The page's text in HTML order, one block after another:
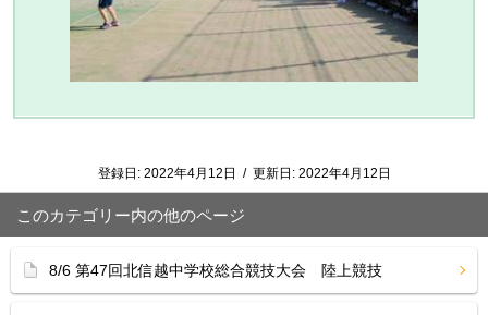
登録日: 2022年4月12日 / 更新日: 2022年4月12日
このカテゴリー内の他のページ
8/6 第47回北信越中学校総合競技大会 陸上競技